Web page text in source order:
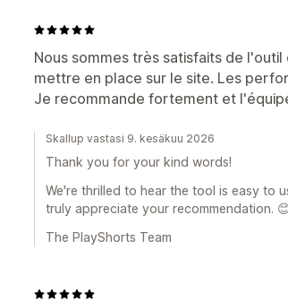
Nous sommes très satisfaits de
mettre en place sur le site. Les
Je recommande fortement et
Skallup vastasi 9. kesäkuu 2026
Thank you for your kind words!
We're thrilled to hear the tool is easy to
truly appreciate your recommendation.
The PlayShorts Team